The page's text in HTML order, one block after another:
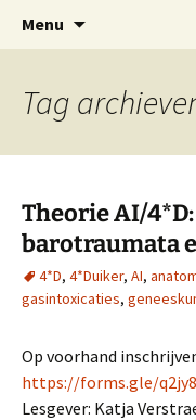
inhoud
OVOS
Oost-Vlaamse
Menu
Tag
Theorie AI/
barotraumata
4*D, 4*Duiker, AI,
gasintoxicaties,
Op voorhand
https://forms.gle/
Lesgever: Katja